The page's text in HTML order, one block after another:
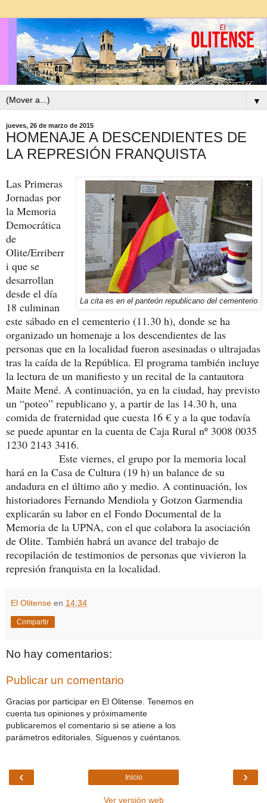
▼
jueves, 26 de marzo de 2015
HOMENAJE A DESCENDIENTES DE
LA REPRESIÓN FRANQUISTA
La cita es en el panteón republicano del cementerio
Las Primeras
Jornadas por
la Memoria
Democrática
de
Olite/Erriberr
i que se
desarrollan
desde el día
18 culminan
este sábado en el cementerio (11.30 h), donde se ha
organizado un homenaje a los descendientes de las
personas que en la localidad fueron asesinadas o ultrajadas
tras la caída de la República. El programa también incluye
la lectura de un manifiesto y un recital de la cantautora
Maite Mené. A continuación, ya en la ciudad, hay previsto
un “poteo” republicano y, a partir de las 14.30 h, una
comida de fraternidad que cuesta 16 € y a la que todavía
se puede apuntar en la cuenta de Caja Rural nº 3008 0035
1230 2143 3416.
Este viernes, el grupo por la memoria local
hará en la Casa de Cultura (19 h) un balance de su
andadura en el último año y medio. A continuación, los
historiadores Fernando Mendiola y Gotzon Garmendia
explicarán su labor en el Fondo Documental de la
Memoria de la UPNA, con el que colabora la asociación
de Olite. También habrá un avance del trabajo de
recopilación de testimonios de personas que vivieron la
represión franquista en la localidad.
El Olitense en 14:34
Compartir
No hay comentarios:
Publicar un comentario
Gracias por participar en El Olitense. Tenemos en
cuenta tus opiniones y próximamente
publicaremos el comentario si se atiene a los
parámetros editoriales. Síguenos y cuéntanos.
‹ ›
Inicio
Ver versión web